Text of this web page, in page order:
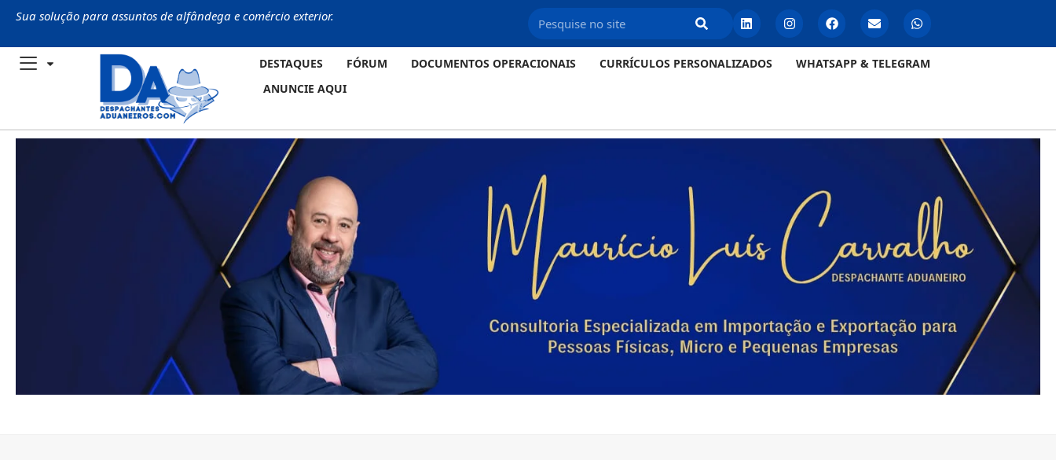
Sua solução para assuntos de alfândega e comércio exterior.
DESTAQUES FÓRUM DOCUMENTOS OPERACIONAIS CURRÍCULOS PERSONALIZADOS
WHATSAPP & TELEGRAM
ANUNCIE AQUI